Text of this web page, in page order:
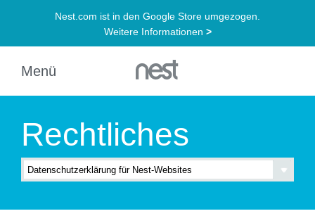
Rechtliches